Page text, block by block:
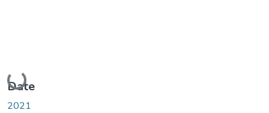
Loading...
Date
2021